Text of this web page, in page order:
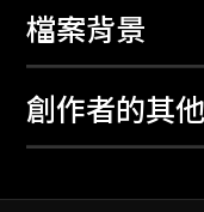
檔案背景
創作者的其